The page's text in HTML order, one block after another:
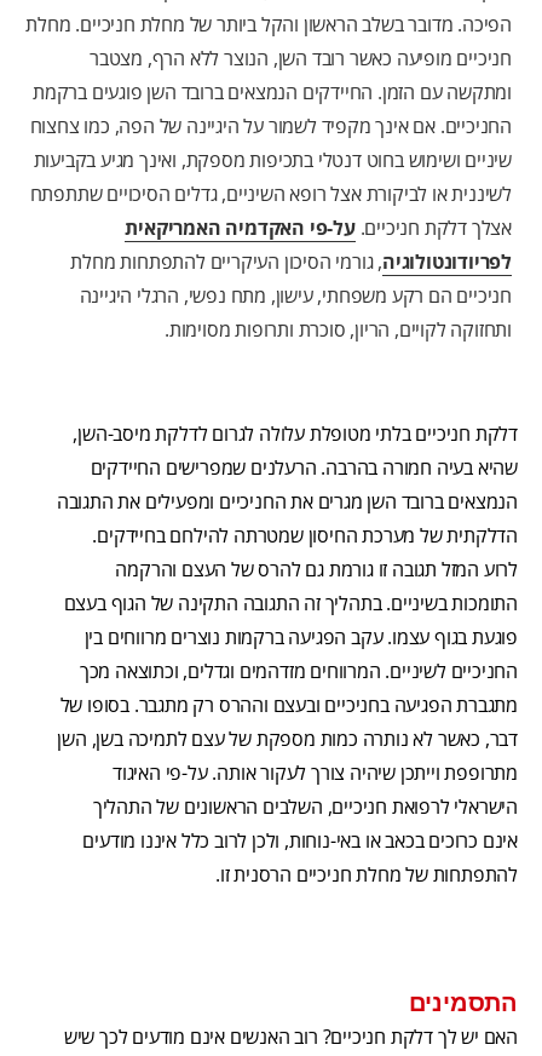
הפיכה. מדובר בשלב הראשון והקל ביותר של מחלת חניכיים. מחלת
חניכיים מופיעה כאשר רובד השן, הנוצר ללא הרף, מצטבר
ומתקשה עם הזמן. החיידקים הנמצאים ברובד השן פוגעים ברקמת
החניכיים. אם אינך מקפיד לשמור על היגיינה של הפה, כמו צחצוח
שיניים ושימוש בחוט דנטלי בתכיפות מספקת, ואינך מגיע בקביעות
לשיננית או לביקורת אצל רופא השיניים, גדלים הסיכויים שתתפתח
אצלך דלקת חניכיים.על-פי האקדמיה האמריקאית
לפריודונטולוגיה, גורמי הסיכון העיקריים להתפתחות מחלת
חניכיים הם רקע משפחתי, עישון, מתח נפשי, הרגלי היגיינה
ותחזוקה לקויים, הריון, סוכרת ותרופות מסוימות.
דלקת חניכיים בלתי מטופלת עלולה לגרום לדלקת מיסב-השן,
שהיא בעיה חמורה בהרבה. הרעלנים שמפרישים החיידקים
הנמצאים ברובד השן מגרים את החניכיים ומפעילים את התגובה
הדלקתית של מערכת החיסון שמטרתה להילחם בחיידקים.
לרוע המזל תגובה זו גורמת גם להרס של העצם והרקמה
התומכות בשיניים. בתהליך זה התגובה התקינה של הגוף בעצם
פוגעת בגוף עצמו. עקב הפגיעה ברקמות נוצרים מרווחים בין
החניכיים לשיניים. המרווחים מזדהמים וגדלים, וכתוצאה מכך
מתגברת הפגיעה בחניכיים ובעצם וההרס רק מתגבר. בסופו של
דבר, כאשר לא נותרה כמות מספקת של עצם לתמיכה בשן, השן
מתרופפת וייתכן שיהיה צורך לעקור אותה. על-פי האיגוד
הישראלי לרפואת חניכיים, השלבים הראשונים של התהליך
אינם כרוכים בכאב או באי-נוחות, ולכן לרוב כלל איננו מודעים
להתפתחות של מחלת חניכיים הרסנית זו.
התסמינים
האם יש לך דלקת חניכיים? רוב האנשים אינם מודעים לכך שיש